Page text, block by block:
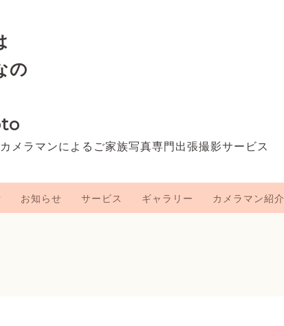
の
メラマンによるご家族写真専門出張撮影サービス
お知らせ サービス ギャラリー カメラマン紹介